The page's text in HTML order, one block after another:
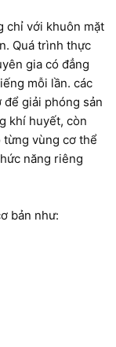
chỉ với khuôn mặt
Quá trình thực
gia có đẳng
mỗi lần. các
để giải phóng sản
khí huyết, còn
từng vùng cơ thể
năng riêng
bản như: